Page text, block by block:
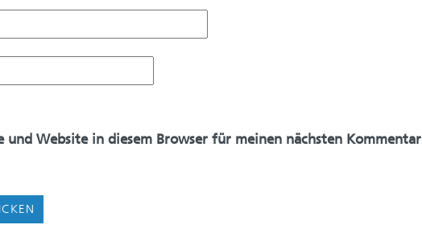
und Website in diesem Browser für meinen nächsten Kommentar